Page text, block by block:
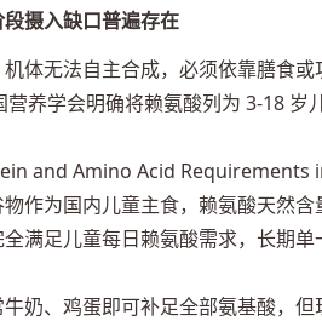
摄入缺口普遍存在
体无法自主合成，必须依靠膳食
养学会明确将赖氨酸列为 3-18
and Amino Acid
作为国内儿童主食，赖氨酸天然含
满足儿童每日赖氨酸需求，长期
奶、鸡蛋即可补足全部氨基酸，